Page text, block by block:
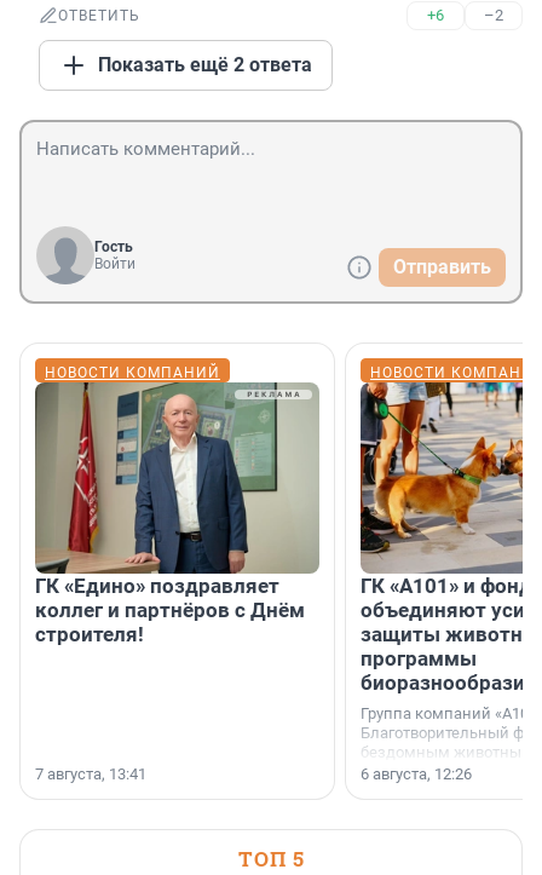
ОТВЕТИТЬ +6 –2
Показать ещё 2 ответа
Гость
Войти
Отправить
НОВОСТИ КОМПАНИЙ
ГК «Едино» поздравляет
коллег и партнёров с Днём
строителя!
7 августа, 13:41
НОВОСТИ
ГК «А101» и фонд
объединяют
защиты
программы
биоразнообразия
Группа компаний
Благотворительный
бездомным животным
заключили соглашение
6 августа, 12:26
ТОП 5